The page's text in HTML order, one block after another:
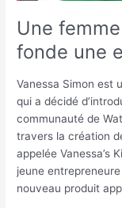
Une
fonde une
Vanessa Simon est
qui a décidé
communauté de
travers la création
appelée Vanessa’s
jeune
nouveau produit